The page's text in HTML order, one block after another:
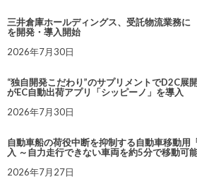
三井倉庫ホールディングス、受託物流業務に
を開発・導入開始
2026年7月30日
“独自開発こだわり”のサプリメントでD2C展
がEC自動出荷アプリ「シッピーノ」を導入
2026年7月30日
自動車船の荷役中断を抑制する自動車移動用
入 ～自力走行できない車両を約5分で移動可
2026年7月27日